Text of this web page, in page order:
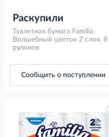
Раскупили
Туалетная бумага Familia
Волшебный цветок 2 слоя, 8
рулонов
Сообщить о поступлении